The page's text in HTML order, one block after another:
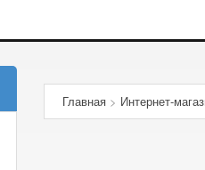
Главная> Интернет-